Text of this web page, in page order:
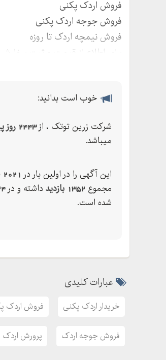
فروش اردک پکنی
فروش جوجه اردک پکنی
فروش نیمچه اردک تا روزه
برای اطلاع از قیمت و ثبت
خوب است بدانید:
شرکت زرین توتک ، از2443 روز پیش
میباشد.
این آگهی را در اولین بار در 2021
مجموع 1352 بازدید داشته و در
شده است.
عبارات کلیدی
خریدار اردک پکنی فروش اردک
فروش جوجه اردک پرورش اردک